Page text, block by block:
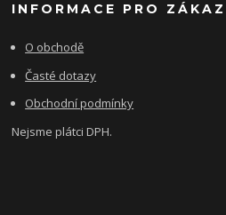
INFORMACE PRO
O obchodě
Časté dotazy
Obchodní podmínky
Nejsme plátci DPH.